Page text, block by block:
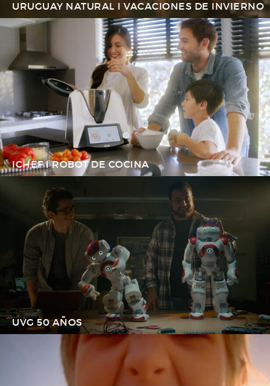
URUGUAY NATURAL I VACACIONES DE INVIERNO
ICHEF I ROBOT DE COCINA
UVG 50 AÑOS